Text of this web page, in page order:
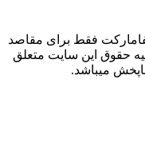
فقط برای مقاصد
حقوق این سایت متعلق
میباشد.